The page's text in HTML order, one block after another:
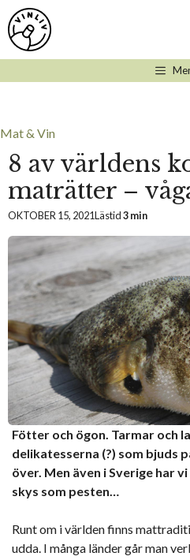
Hoppa
till
innehåll
Mat & Vin
8 av världens
maträtter –
OKTOBER 15, 2021Lästid3 min
Fötter och ögon. Tarmar och
delikatesserna (?) som bjuds
över. Men även i Sverige har
skys som pesten…
Runt om i världen finns
udda. I många länder går man